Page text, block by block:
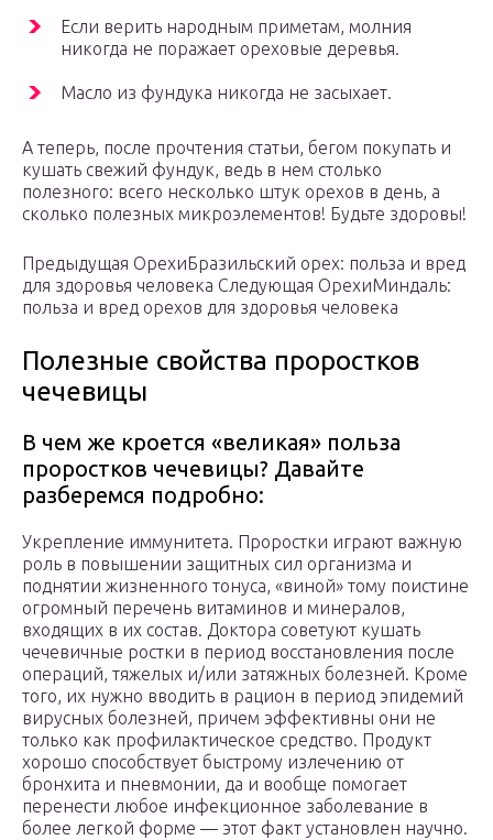
Если верить народным приметам, молния
никогда не поражает ореховые деревья.
Масло из фундука никогда не засыхает.
А теперь, после прочтения статьи, бегом покупать и
кушать свежий фундук, ведь в нем столько
полезного: всего несколько штук орехов в день, а
сколько полезных микроэлементов! Будьте здоровы!
Предыдущая ОрехиБразильский орех: польза и вред
для здоровья человека Следующая ОрехиМиндаль:
польза и вред орехов для здоровья человека
Полезные свойства проростков
чечевицы
В чем же кроется «великая» польза
проростков чечевицы? Давайте
разберемся подробно:
Укрепление иммунитета. Проростки играют важную
роль в повышении защитных сил организма и
поднятии жизненного тонуса, «виной» тому поистине
огромный перечень витаминов и минералов,
входящих в их состав. Доктора советуют кушать
чечевичные ростки в период восстановления после
операций, тяжелых и/или затяжных болезней. Кроме
того, их нужно вводить в рацион в период эпидемий
вирусных болезней, причем эффективны они не
только как профилактическое средство. Продукт
хорошо способствует быстрому излечению от
бронхита и пневмонии, да и вообще помогает
перенести любое инфекционное заболевание в
более легкой форме — этот факт установлен научно.